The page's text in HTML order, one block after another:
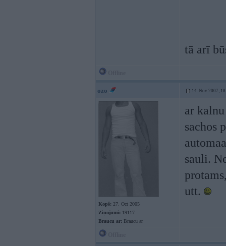
tā arī
ozo 14. Nov 2007,
Kopš: 27. Oct 2005
Ziņojumi: 19117
Braucu ar: Braucu ar
ar
sachos
sauli.
utt.